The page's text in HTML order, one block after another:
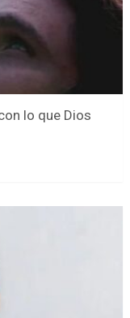
lo que Dios